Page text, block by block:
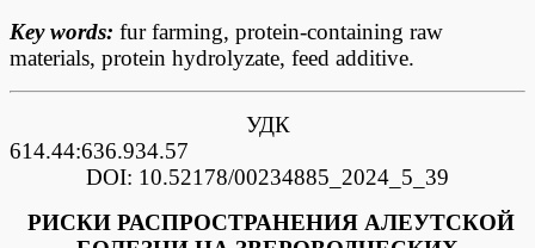
Key words: fur farming, protein-containing raw
materials, protein hydrolyzate, feed additive.
УДК
DOI: 10.52178/00234885_2024_5_39
РИСКИ РАСПРОСТРАНЕНИЯ АЛЕУТСКОЙ